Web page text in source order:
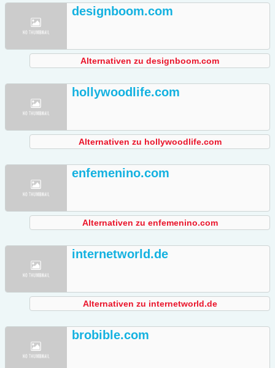
designboom.com
Alternativen zu designboom.com
hollywoodlife.com
Alternativen zu hollywoodlife.com
enfemenino.com
Alternativen zu enfemenino.com
internetworld.de
Alternativen zu internetworld.de
brobible.com